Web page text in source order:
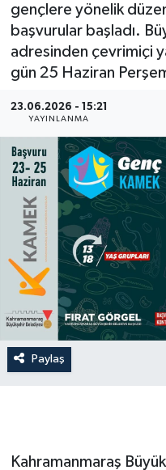
gençlere yönelik
başvurular başladı.
adresinden çevrimiçi
gün 25 Haziran
23.06.2026 - 15:21
YAYINLANMA
Paylaş
Kahramanmaraş